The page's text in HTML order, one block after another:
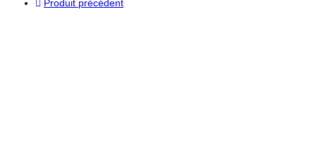
Produit précédent